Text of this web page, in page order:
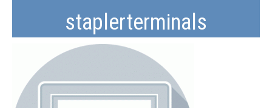
staplerterminals